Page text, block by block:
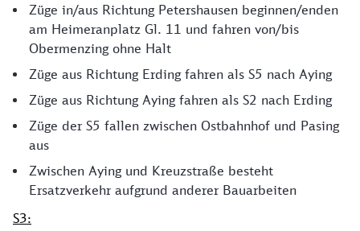
Züge in/aus Richtung Petershausen beginnen/enden
am Heimeranplatz Gl. 11 und fahren von/bis
Obermenzing ohne Halt
Züge aus Richtung Erding fahren als S5 nach Aying
Züge aus Richtung Aying fahren als S2 nach Erding
Züge der S5 fallen zwischen Ostbahnhof und Pasing
aus
Zwischen Aying und Kreuzstraße besteht
Ersatzverkehr aufgrund anderer Bauarbeiten
S3: